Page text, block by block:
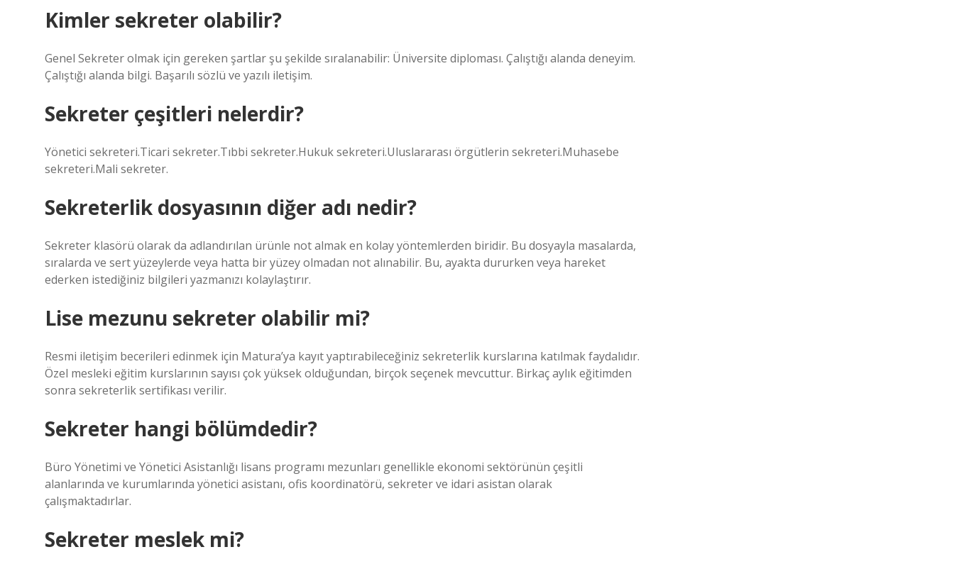
Kimler sekreter olabilir?
Genel Sekreter olmak için gereken şartlar şu şekilde sıralanabilir: Üniversite diploması. Çalıştığı alanda deneyim.
Çalıştığı alanda bilgi. Başarılı sözlü ve yazılı iletişim.
Sekreter çeşitleri nelerdir?
Yönetici sekreteri.Ticari sekreter.Tıbbi sekreter.Hukuk sekreteri.Uluslararası örgütlerin sekreteri.Muhasebe
sekreteri.Mali sekreter.
Sekreterlik dosyasının diğer adı nedir?
Sekreter klasörü olarak da adlandırılan ürünle not almak en kolay yöntemlerden biridir. Bu dosyayla masalarda,
sıralarda ve sert yüzeylerde veya hatta bir yüzey olmadan not alınabilir. Bu, ayakta dururken veya hareket
ederken istediğiniz bilgileri yazmanızı kolaylaştırır.
Lise mezunu sekreter olabilir mi?
Resmi iletişim becerileri edinmek için Matura’ya kayıt yaptırabileceğiniz sekreterlik kurslarına katılmak faydalıdır.
Özel mesleki eğitim kurslarının sayısı çok yüksek olduğundan, birçok seçenek mevcuttur. Birkaç aylık eğitimden
sonra sekreterlik sertifikası verilir.
Sekreter hangi bölümdedir?
Büro Yönetimi ve Yönetici Asistanlığı lisans programı mezunları genellikle ekonomi sektörünün çeşitli
alanlarında ve kurumlarında yönetici asistanı, ofis koordinatörü, sekreter ve idari asistan olarak
çalışmaktadırlar.
Sekreter meslek mi?